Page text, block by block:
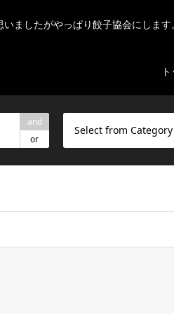
ましたがやっぱり餃子協会にしま
and
or
Select from Category